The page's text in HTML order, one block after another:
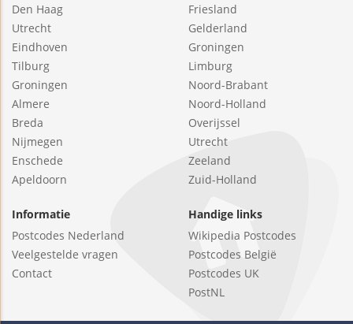
Den Haag
Utrecht
Eindhoven
Tilburg
Groningen
Almere
Breda
Nijmegen
Enschede
Apeldoorn
Friesland
Gelderland
Groningen
Limburg
Noord-Brabant
Noord-Holland
Overijssel
Utrecht
Zeeland
Zuid-Holland
Informatie
Postcodes Nederland
Veelgestelde vragen
Contact
Handige links
Wikipedia Postcodes
Postcodes België
Postcodes UK
PostNL